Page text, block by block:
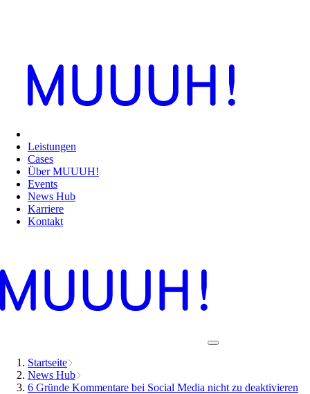
Leistungen
Cases
Über MUUUH!
Events
News Hub
Karriere
Kontakt
Startseite
News Hub
6 Gründe Kommentare bei Social Media nicht zu deaktivieren